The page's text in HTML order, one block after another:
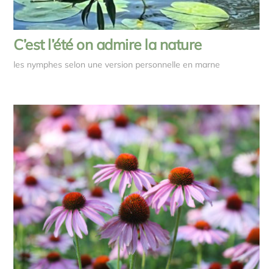
C’est l’été on admire la nature
les nymphes selon une version personnelle en marne